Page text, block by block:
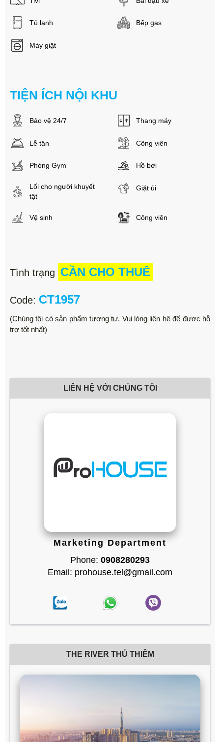
Tủ lạnh Bếp gas
Máy giặt
TIỆN ÍCH NỘI KHU
Bảo vệ 24/7 Thang máy
Lễ tân Công viên
Phòng Gym Hồ bơi
Lối cho người khuyết
tật
Giặt ủi
Vệ sinh Công viên
Tình trạng CẦN CHO THUÊ
Code: CT1957
(Chúng tôi có sản phẩm tương tự. Vui lòng liên hệ để được hỗ
trợ tốt nhất)
LIÊN HỆ VỚI CHÚNG TÔI
Marketing Department
Phone: 0908280293
Email: prohouse.tel@gmail.com
THE RIVER THỦ THIÊM